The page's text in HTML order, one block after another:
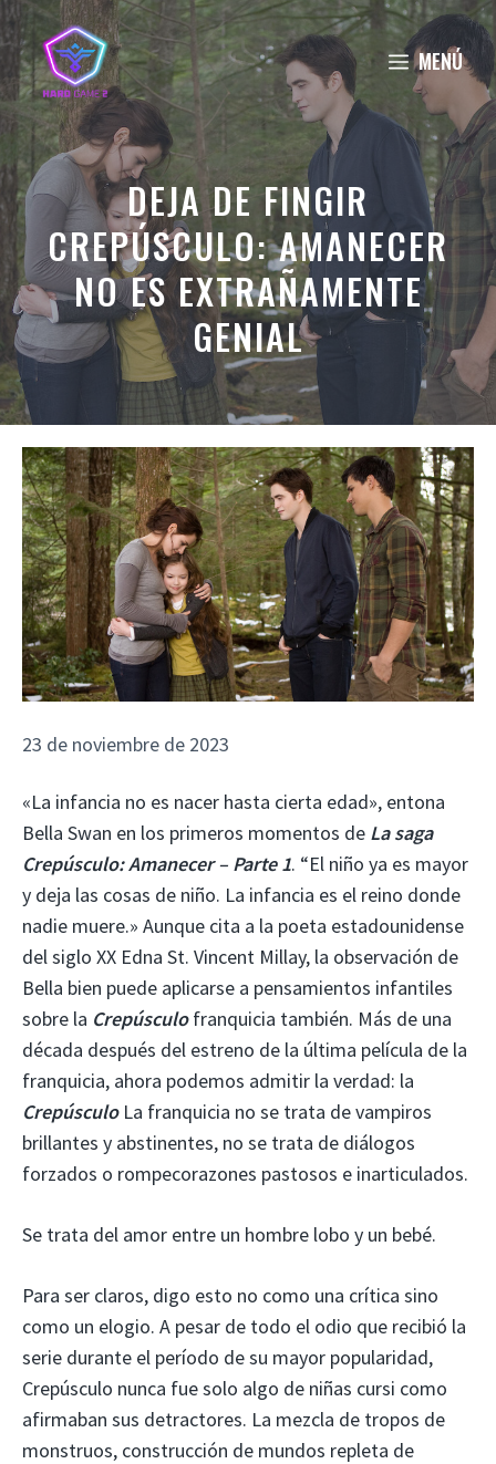
Saltar
al
contenido
MENÚ
DEJA DE FINGIR
CREPÚSCULO: AMANECER
NO ES EXTRAÑAMENTE
GENIAL
23 de noviembre de 2023
«La infancia no es nacer hasta cierta edad», entona
Bella Swan en los primeros momentos de La saga
Crepúsculo: Amanecer – Parte 1. “El niño ya es mayor
y deja las cosas de niño. La infancia es el reino donde
nadie muere.» Aunque cita a la poeta estadounidense
del siglo XX Edna St. Vincent Millay, la observación de
Bella bien puede aplicarse a pensamientos infantiles
sobre la Crepúsculofranquicia también. Más de una
década después del estreno de la última película de la
franquicia, ahora podemos admitir la verdad: la
CrepúsculoLa franquicia no se trata de vampiros
brillantes y abstinentes, no se trata de diálogos
forzados o rompecorazones pastosos e inarticulados.
Se trata del amor entre un hombre lobo y un bebé.
Para ser claros, digo esto no como una crítica sino
como un elogio. A pesar de todo el odio que recibió la
serie durante el período de su mayor popularidad,
Crepúsculo nunca fue solo algo de niñas cursi como
afirmaban sus detractores. La mezcla de tropos de
monstruos, construcción de mundos repleta de